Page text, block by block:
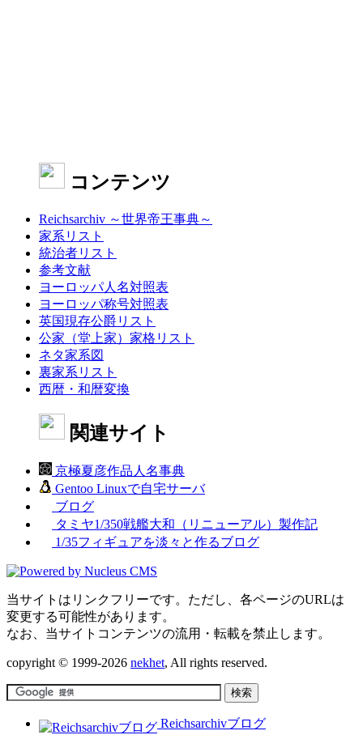
コンテンツ
Reichsarchiv ～世界帝王事典～
家系リスト
統治者リスト
参考文献
ヨーロッパ人名対照表
ヨーロッパ称号対照表
英国現存公爵リスト
公家（堂上家）家格リスト
ネタ家系図
裏家系リスト
西暦・和暦変換
関連サイト
京極夏彦作品人名事典
Gentoo Linuxで自宅サーバ
ブログ
タミヤ1/350戦艦大和（リニューアル）製作記
1/35フィギュアを淡々と作るブログ
当サイトはリンクフリーです。ただし、各ページのURLは
変更する可能性があります。
なお、当サイトコンテンツの流用・転載を禁止します。
copyright © 1999-2026 nekhet, All rights reserved.
Reichsarchivブログ